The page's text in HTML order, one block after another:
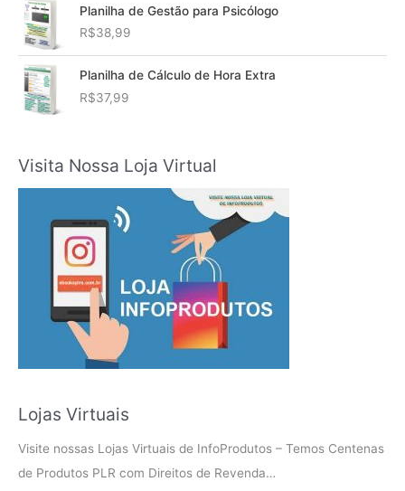
Planilha de Gestão para Psicólogo
R$38,99
Planilha de Cálculo de Hora Extra
R$37,99
Visita Nossa Loja Virtual
Lojas Virtuais
Visite nossas Lojas Virtuais de InfoProdutos – Temos Centenas
de Produtos PLR com Direitos de Revenda…